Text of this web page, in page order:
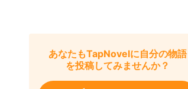
あなたもTapNovelに自分の物語
を投稿してみませんか？